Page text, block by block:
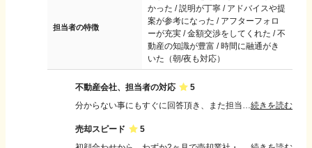
担当者の特徴
かった / 説明が丁寧 / アドバイスや提
案が参考になった / アフターフォロ
ーが充実 / 金額交渉をしてくれた / 不
動産の知識が豊富 / 時間に融通がき
いた（朝/夜も対応）
不動産会社、担当者の対応
5
続きを読む
売却スピード
5